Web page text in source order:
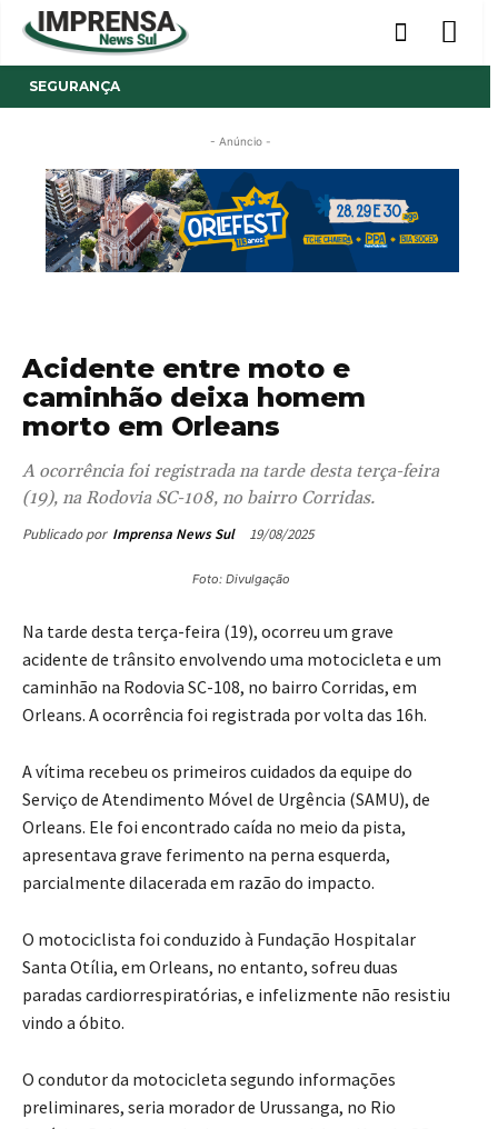
SEGURANÇA
- Anúncio -
Acidente entre moto e
caminhão deixa homem
morto em Orleans
A ocorrência foi registrada na tarde desta terça-feira
(19), na Rodovia SC-108, no bairro Corridas.
Publicado por Imprensa News Sul 19/08/2025
Foto: Divulgação
Na tarde desta terça-feira (19), ocorreu um grave
acidente de trânsito envolvendo uma motocicleta e um
caminhão na Rodovia SC-108, no bairro Corridas, em
Orleans. A ocorrência foi registrada por volta das 16h.
A vítima recebeu os primeiros cuidados da equipe do
Serviço de Atendimento Móvel de Urgência (SAMU), de
Orleans. Ele foi encontrado caída no meio da pista,
apresentava grave ferimento na perna esquerda,
parcialmente dilacerada em razão do impacto.
O motociclista foi conduzido à Fundação Hospitalar
Santa Otília, em Orleans, no entanto, sofreu duas
paradas cardiorrespiratórias, e infelizmente não resistiu
vindo a óbito.
O condutor da motocicleta segundo informações
preliminares, seria morador de Urussanga, no Rio